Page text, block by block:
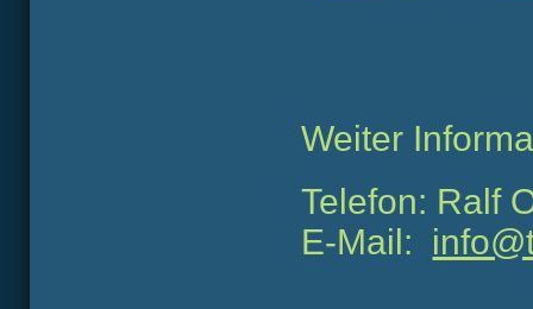
Weiter
Telefon: Ralf
E-Mail: